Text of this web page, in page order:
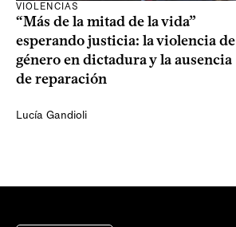
VIOLENCIAS
“Más de la mitad de la vida”
esperando justicia: la violencia de
género en dictadura y la ausencia
de reparación
Lucía Gandioli